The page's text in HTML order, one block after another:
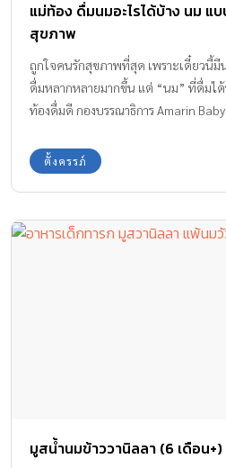
แม่ท้อง ดื่มนมอะไรได้บ้าง นม แ
สุขภาพ
ถูกใจคนรักสุขภาพที่สุด เพราะเดี๋ยวนี้
ดื่มหลากหลายมากขึ้น แต่ “นม” ที่ดื่มไ
ท้องดื่มดี กองบรรณาธิการ Amarin
สุขภาพ อยากให้ทุกคนได้ดื่มกันทุกวันค่ะ
สุขภาพที่ดีต้องแข็งแรงจากภายในสู่ภาย
แรง จนส่งผลออกมาภายนอก ช่วยทำใ
กระดูกไม่พรุน มีสายตาดี เป็นต้น ล้วนม
ตั้งครรภ์
มูสน้ำนมข้าววานิลลา (6 เดือน+)